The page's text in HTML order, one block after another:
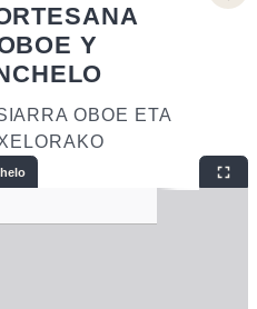
Y
OBOE ETA